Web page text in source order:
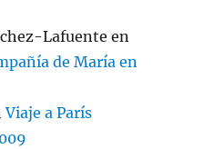
Lafuente en
de María en
Viaje a París